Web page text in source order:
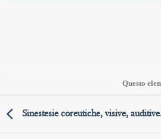
Questo
Sinestesie coreutiche, visive,